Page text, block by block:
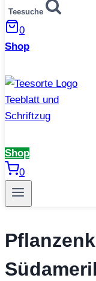
Teesuche
0
Shop
Shop
0